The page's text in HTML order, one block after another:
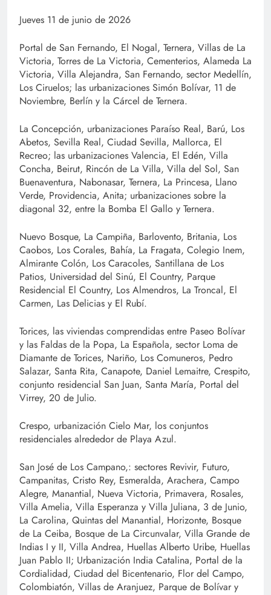
Jueves 11 de junio de 2026
Portal de San Fernando, El Nogal, Ternera, Villas de La
Victoria, Torres de La Victoria, Cementerios, Alameda La
Victoria, Villa Alejandra, San Fernando, sector Medellín,
Los Ciruelos; las urbanizaciones Simón Bolívar, 11 de
Noviembre, Berlín y la Cárcel de Ternera.
La Concepción, urbanizaciones Paraíso Real, Barú, Los
Abetos, Sevilla Real, Ciudad Sevilla, Mallorca, El
Recreo; las urbanizaciones Valencia, El Edén, Villa
Concha, Beirut, Rincón de La Villa, Villa del Sol, San
Buenaventura, Nabonasar, Ternera, La Princesa, Llano
Verde, Providencia, Anita; urbanizaciones sobre la
diagonal 32, entre la Bomba El Gallo y Ternera.
Nuevo Bosque, La Campiña, Barlovento, Britania, Los
Caobos, Los Corales, Bahía, La Fragata, Colegio Inem,
Almirante Colón, Los Caracoles, Santillana de Los
Patios, Universidad del Sinú, El Country, Parque
Residencial El Country, Los Almendros, La Troncal, El
Carmen, Las Delicias y El Rubí.
Torices, las viviendas comprendidas entre Paseo Bolívar
y las Faldas de la Popa, La Española, sector Loma de
Diamante de Torices, Nariño, Los Comuneros, Pedro
Salazar, Santa Rita, Canapote, Daniel Lemaitre, Crespito,
conjunto residencial San Juan, Santa María, Portal del
Virrey, 20 de Julio.
Crespo, urbanización Cielo Mar, los conjuntos
residenciales alrededor de Playa Azul.
San José de Los Campano,: sectores Revivir, Futuro,
Campanitas, Cristo Rey, Esmeralda, Arachera, Campo
Alegre, Manantial, Nueva Victoria, Primavera, Rosales,
Villa Amelia, Villa Esperanza y Villa Juliana, 3 de Junio,
La Carolina, Quintas del Manantial, Horizonte, Bosque
de La Ceiba, Bosque de La Circunvalar, Villa Grande de
Indias I y II, Villa Andrea, Huellas Alberto Uribe, Huellas
Juan Pablo II; Urbanización India Catalina, Portal de la
Cordialidad, Ciudad del Bicentenario, Flor del Campo,
Colombiatón, Villas de Aranjuez, Parque de Bolívar y